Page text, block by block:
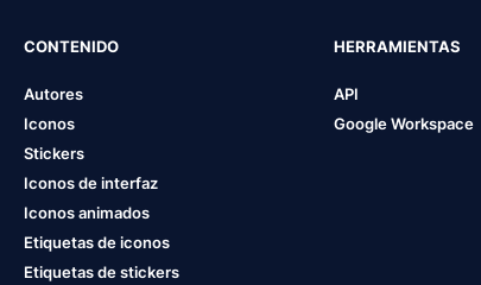
CONTENIDO
Autores
Iconos
Stickers
Iconos de interfaz
Iconos animados
Etiquetas de iconos
Etiquetas de stickers
HERRAMIENTAS
API
Google Workspace